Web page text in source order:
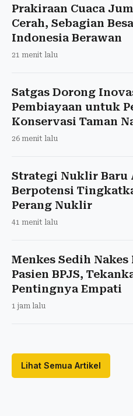
Prakiraan Cuaca
Cerah, Sebagian
Indonesia Berawan
21 menit lalu
Satgas Dorong
Pembiayaan untuk
Konservasi Taman
26 menit lalu
Strategi Nuklir Baru
Berpotensi
Perang Nuklir
41 menit lalu
Menkes Sedih Nakes
Pasien BPJS,
Pentingnya Empati
1 jam lalu
Lihat Semua Artikel